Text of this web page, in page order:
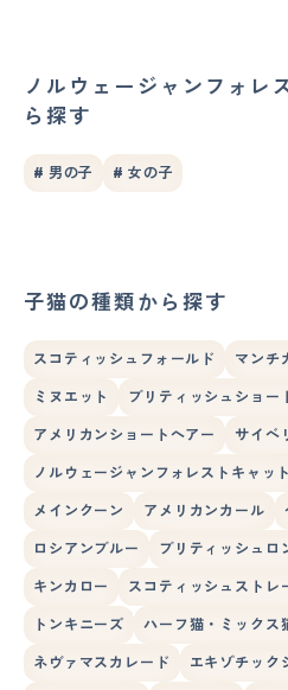
ノルウェージャンフォレ
ら探す
# 男の子 # 女の子
子猫の種類から探す
スコティッシュフォールド マンチ
ミヌエット ブリティッシュショー
アメリカンショートヘアー サイベ
ノルウェージャンフォレストキャット
メインクーン アメリカンカール
ロシアンブルー ブリティッシュロ
キンカロー スコティッシュストレ
トンキニーズ ハーフ猫・ミックス
ネヴァマスカレード エキゾチック